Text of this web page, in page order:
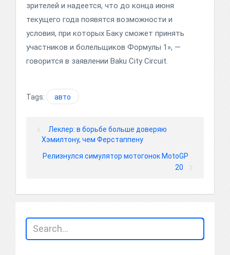
зрителей и надеется, что до конца июня
текущего года появятся возможности и
условия, при которых Баку сможет принять
участников и болельщиков Формулы 1», —
говорится в заявлении Baku City Circuit.
Tags: авто
Леклер: в борьбе больше доверяю
Хэмилтону, чем Ферстаппену
Релизнулся симулятор мотогонок MotoGP
20